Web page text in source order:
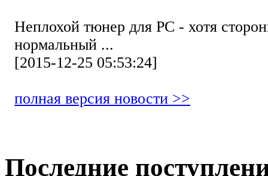
Неплохой тюнер для РС - хотя
нормальный ...
[2015-12-25 05:53:24]
полная версия новости >>
Последние